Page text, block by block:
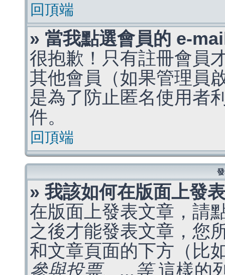
回頂端
» 當我點選會員的 e-
很抱歉！只有註冊會員
其他會員（如果管理員
是為了防止匿名使用者
件。
回頂端
» 我該如何在版面上發
在版面上發表文章，請
之後才能發表文章，您
和文章頁面的下方（比
參與投票、...等這樣的